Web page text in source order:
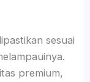
sesuai
premium,